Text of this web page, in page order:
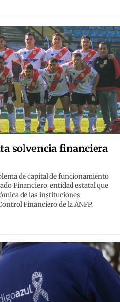
solvencia financiera
de capital de funcionamiento
Financiero, entidad estatal que
de las instituciones
Financiero de la ANFP.